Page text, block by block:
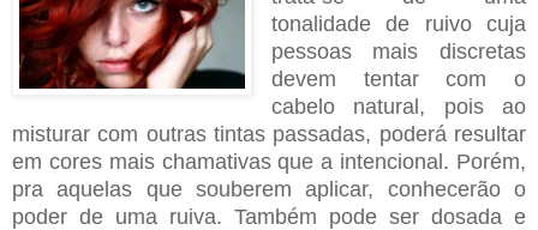
tonalidade de ruivo cuja
pessoas mais discretas
devem tentar com o
cabelo natural, pois ao
misturar com outras tintas passadas, poderá resultar
em cores mais chamativas que a intencional. Porém,
pra aquelas que souberem aplicar, conhecerão o
poder de uma ruiva. Também pode ser dosada e